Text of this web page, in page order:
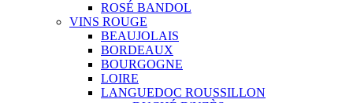
ROSÉ BANDOL
VINS ROUGE
BEAUJOLAIS
BORDEAUX
BOURGOGNE
LOIRE
LANGUEDOC ROUSSILLON